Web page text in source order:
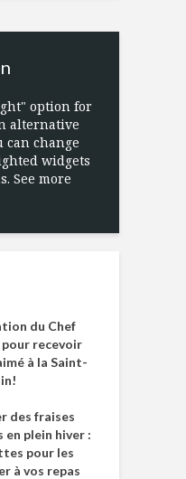
option for
alternative
can change
widgets
See more
du Chef
pour recevoir
à la Saint-
des fraises
en plein hiver :
pour les
à vos repas